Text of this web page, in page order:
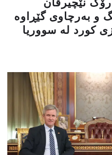
نێچیرڤان
و بەرچاوی گێڕاوە
کورد لە سووریا